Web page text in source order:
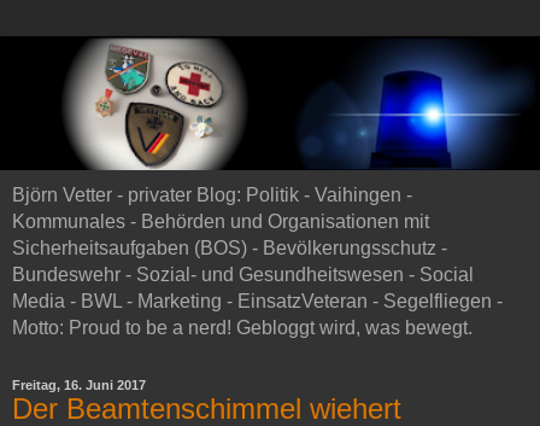
Björn Vetter - privater Blog: Politik - Vaihingen -
Kommunales - Behörden und Organisationen mit
Sicherheitsaufgaben (BOS) - Bevölkerungsschutz -
Bundeswehr - Sozial- und Gesundheitswesen - Social
Media - BWL - Marketing - EinsatzVeteran - Segelfliegen -
Motto: Proud to be a nerd! Gebloggt wird, was bewegt.
Freitag, 16. Juni 2017
Der Beamtenschimmel wiehert